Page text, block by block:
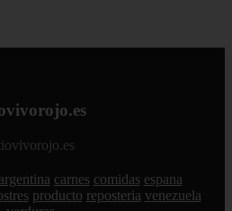
argentina carnes comidas espana
producto reposteria venezuela